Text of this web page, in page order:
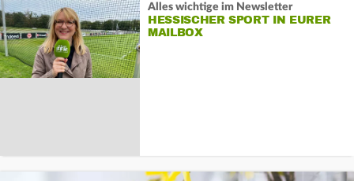
Alles wichtige im Newsletter
HESSISCHER SPORT IN EURER
MAILBOX